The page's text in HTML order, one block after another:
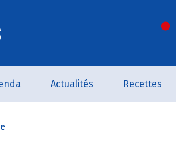
Actualités Recettes